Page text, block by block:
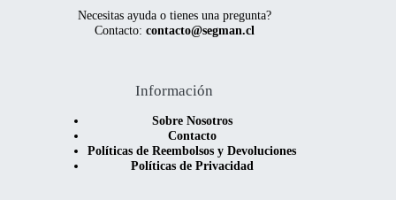
Necesitas ayuda o tienes una pregunta?
Contacto: contacto@segman.cl
Información
Sobre Nosotros
Contacto
Políticas de Reembolsos y Devoluciones
Políticas de Privacidad